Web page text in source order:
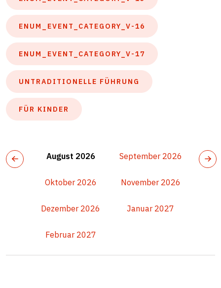
ENUM_EVENT_CATEGORY_V-16
ENUM_EVENT_CATEGORY_V-17
UNTRADITIONELLE FÜHRUNG
FÜR KINDER
August 2026 September 2026
Oktober 2026 November 2026
Dezember 2026 Januar 2027
Februar 2027